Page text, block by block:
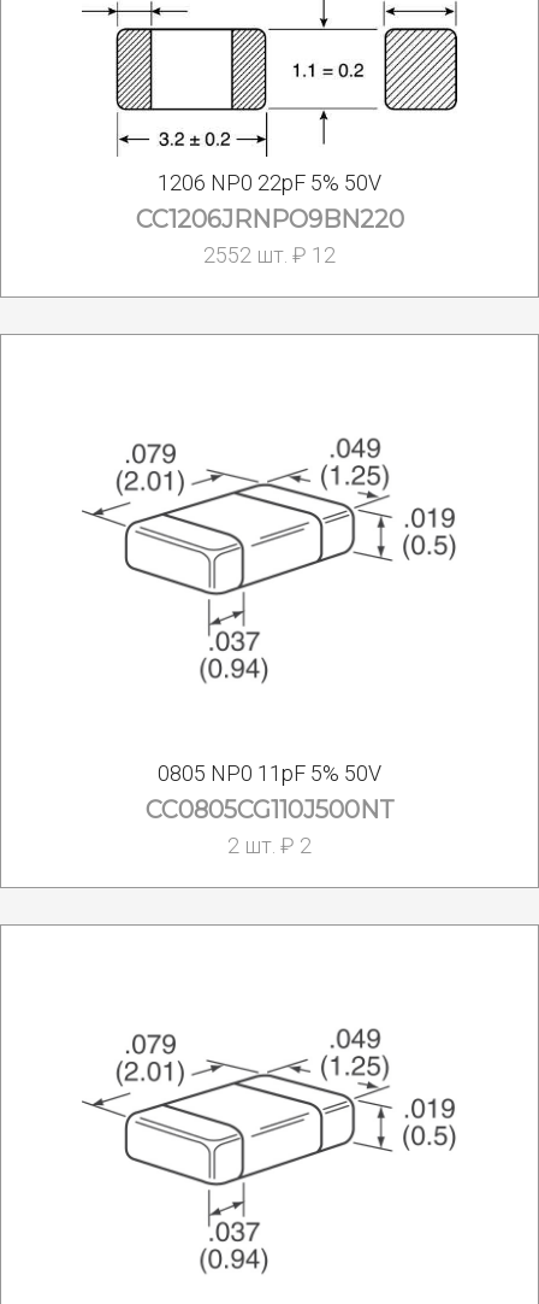
1206 NP0 22pF 5% 50V
CC1206JRNPO9BN220
2552 шт. ₽ 12
0805 NP0 11pF 5% 50V
CC0805CG110J500NT
2 шт. ₽ 2